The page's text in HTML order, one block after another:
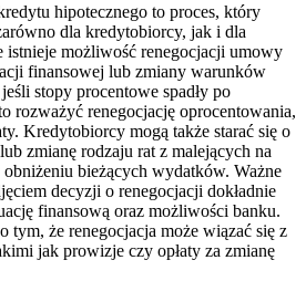
hipotecznego to proces, który
dla kredytobiorcy, jak i dla
istnieje możliwość renegocjacji umowy
finansowej lub zmiany warunków
stopy procentowe spadły po
rozważyć renegocjację oprocentowania,
Kredytobiorcy mogą także starać się o
zmianę rodzaju rat z malejących na
bieżących wydatków. Ważne
decyzji o renegocjacji dokładnie
finansową oraz możliwości banku.
tym, że renegocjacja może wiązać się z
jak prowizje czy opłaty za zmianę